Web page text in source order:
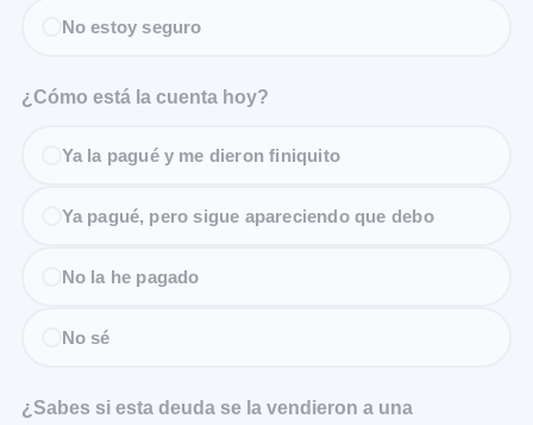
No estoy seguro
¿Cómo está la cuenta hoy?
Ya la pagué y me dieron finiquito
Ya pagué, pero sigue apareciendo que debo
No la he pagado
No sé
¿Sabes si esta deuda se la vendieron a una